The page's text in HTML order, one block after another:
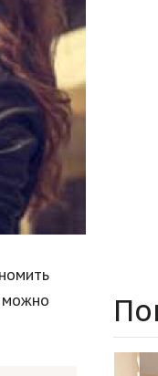
Финансы
Юриспруденция
Природа
Образование
Наука и технологии
можно